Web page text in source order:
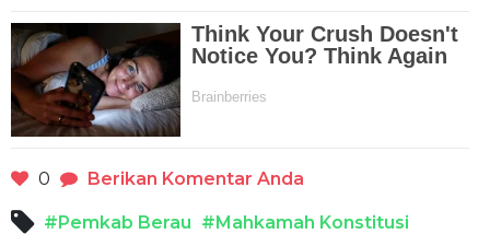
0 Berikan Komentar Anda
#Pemkab Berau #Mahkamah Konstitusi